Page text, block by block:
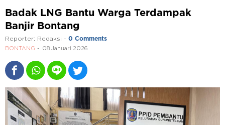
Badak LNG Bantu Warga Terdampak
Banjir Bontang
Reporter: Redaksi - 0 Comments
BONTANG 08 Januari 2026